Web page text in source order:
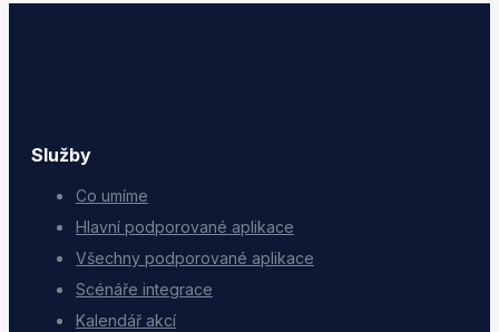
Služby
Co umíme
Hlavní podporované aplikace
Všechny podporované aplikace
Scénáře integrace
Kalendář akcí